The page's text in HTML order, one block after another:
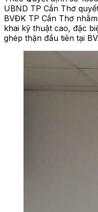
UBND TP Cần Thơ
BVĐK TP Cần Thơ
khai kỹ thuật cao, đặc
ghép thận đầu tiên tại BV.